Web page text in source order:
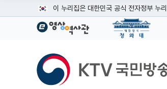
이 누리집은 대한민국 공식 전자정부 누
공식 누리집 주소 확인하기
이밖에 or.kr 또는 .kr등 다른 도메인 주소
운영중인 공식 누리집보기
KTV국민방송